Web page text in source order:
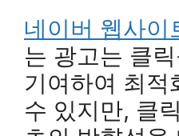
네이버 웹사이
는 광고는 클
기여하여 최적
수 있지만, 클